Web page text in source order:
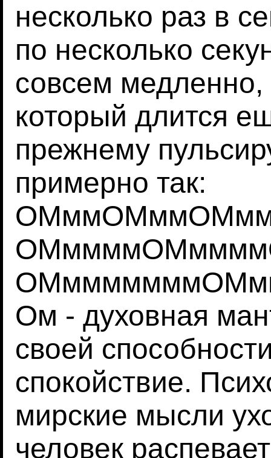
несколько раз в
по несколько
совсем
который длится
прежнему
примерно так:
Ом - духовная
своей
спокойствие.
мирские мысли
человек